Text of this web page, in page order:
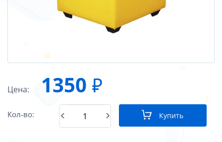
Цена: 1350 ₽
Кол-во: Купить